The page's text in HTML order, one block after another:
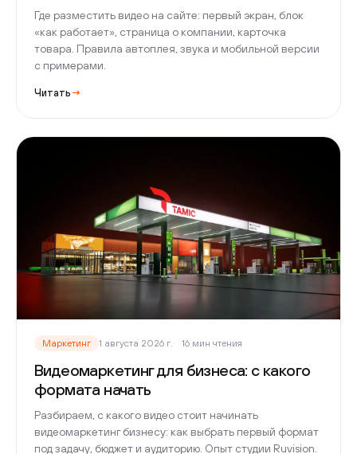
Где разместить видео на сайте: первый экран, блок
«как работает», страница о компании, карточка
товара. Правила автоплея, звука и мобильной версии
с примерами.
Читать →
Маркетинг 1 августа 2026 г. 16 мин чтения
Видеомаркетинг для бизнеса: с какого
формата начать
Разбираем, с какого видео стоит начинать
видеомаркетинг бизнесу: как выбрать первый формат
под задачу, бюджет и аудиторию. Опыт студии Ruvision.